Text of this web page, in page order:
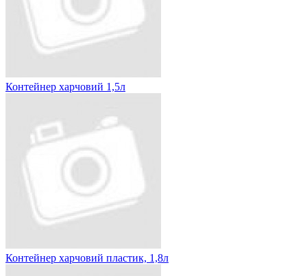
Контейнер харчовий 1,5л
Контейнер харчовий пластик, 1,8л